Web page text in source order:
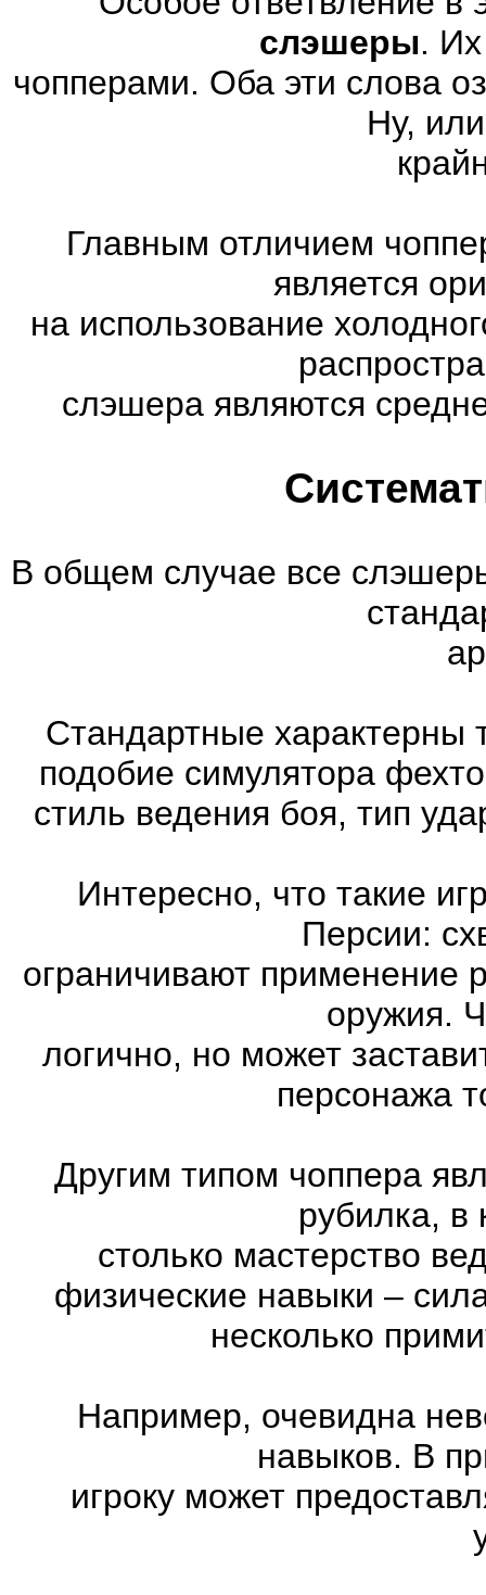
слэшеры.
чопперами. Оба эти слова
Ну,
Главным отличием
является
на использование
слэшера являются
В общем случае все
Стандартные характерны
подобие симулятора
стиль ведения боя, тип
Интересно, что такие
Персии:
ограничивают
оружия.
логично, но может
персонажа
Другим типом чоппера
рубилка, в
столько мастерство
физические навыки –
несколько
Например, очевидна
навыков. В
игроку может